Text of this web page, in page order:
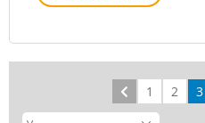
Précédent
1 2 3